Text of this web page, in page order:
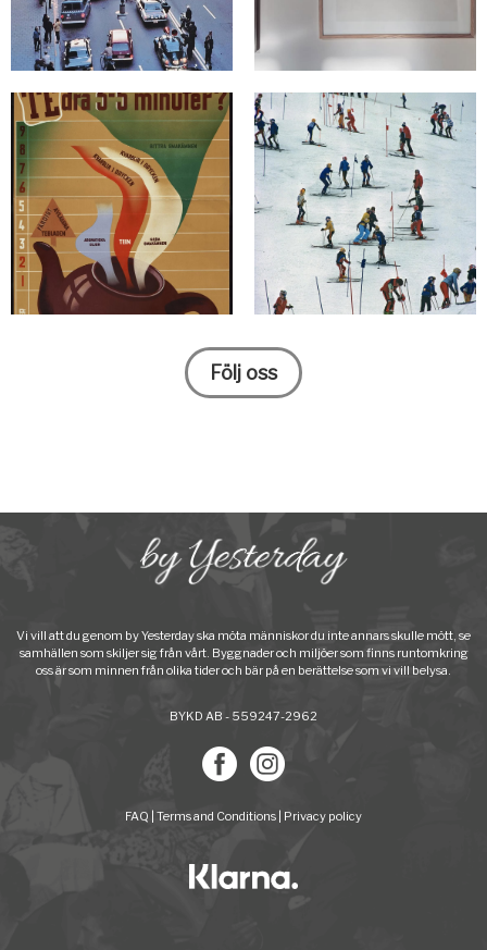
Följ oss
Vi vill att du genom by Yesterday ska möta människor du inte annars skulle mött, se
samhällen som skiljer sig från vårt. Byggnader och miljöer som finns runtomkring
oss är som minnen från olika tider och bär på en berättelse som vi vill belysa.
BYKD AB - 559247-2962
FAQ Terms and Conditions Privacy policy